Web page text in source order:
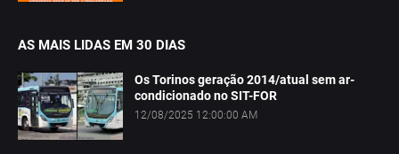
AS MAIS LIDAS EM 30 DIAS
Os Torinos geração 2014/atual sem ar-
condicionado no SIT-FOR
12/08/2025 12:00:00 AM